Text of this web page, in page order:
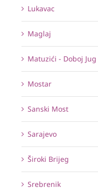
Lukavac
Maglaj
Matuzići - Doboj Jug
Mostar
Sanski Most
Sarajevo
Široki Brijeg
Srebrenik